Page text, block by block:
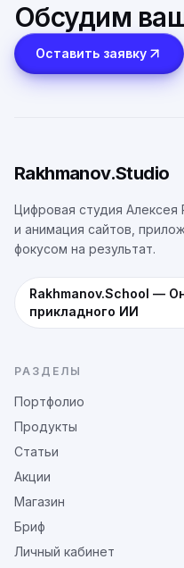
Обсудим
Оставить заявку
Rakhmanov.Studio
Цифровая студия Алексея
и анимация сайтов,
фокусом на результат.
Rakhmanov.School —
прикладного ИИ
РАЗДЕЛЫ
Портфолио
Продукты
Статьи
Акции
Магазин
Бриф
Личный кабинет